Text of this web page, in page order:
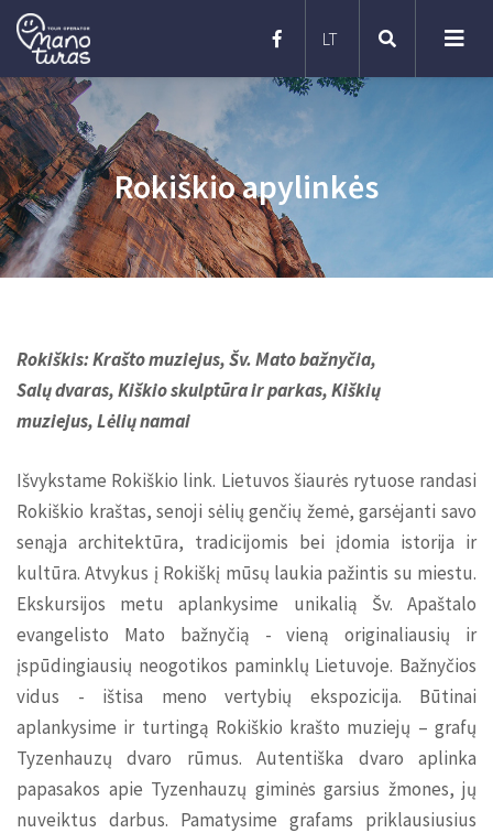
Poilsinės kelionės
Pažintinės kelionės
Kruizai
Slidinėjimas kalnuose
Kelionės autobusu po Lietuvą
Kelionės autobusu į užsienį
Kelionės moksleiviams po Lietuvą
Rokiškio apylinkės
Rokiškis: Krašto muziejus, Šv. Mato bažnyčia,
Salų dvaras, Kiškio skulptūra ir parkas, Kiškių
muziejus, Lėlių namai
Išvykstame Rokiškio link. Lietuvos šiaurės rytuose randasi
Rokiškio kraštas, senoji sėlių genčių žemė, garsėjanti savo
senąja architektūra, tradicijomis bei įdomia istorija ir
kultūra. Atvykus į Rokiškį mūsų laukia pažintis su miestu.
Ekskursijos metu aplankysime unikalią Šv. Apaštalo
evangelisto Mato bažnyčią - vieną originaliausių ir
įspūdingiausių neogotikos paminklų Lietuvoje. Bažnyčios
vidus - ištisa meno vertybių ekspozicija. Būtinai
aplankysime ir turtingą Rokiškio krašto muziejų – grafų
Tyzenhauzų dvaro rūmus. Autentiška dvaro aplinka
papasakos apie Tyzenhauzų giminės garsius žmones, jų
nuveiktus darbus. Pamatysime grafams priklausiusius